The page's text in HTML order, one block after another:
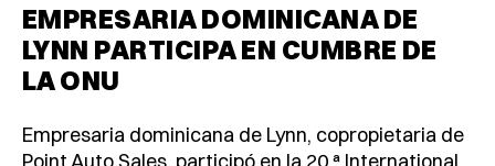
EMPRESARIA DOMINICANA DE
LYNN PARTICIPA EN CUMBRE DE
LA ONU
Empresaria dominicana de Lynn, copropietaria de
Point Auto Sales, participó en la 20.ª International